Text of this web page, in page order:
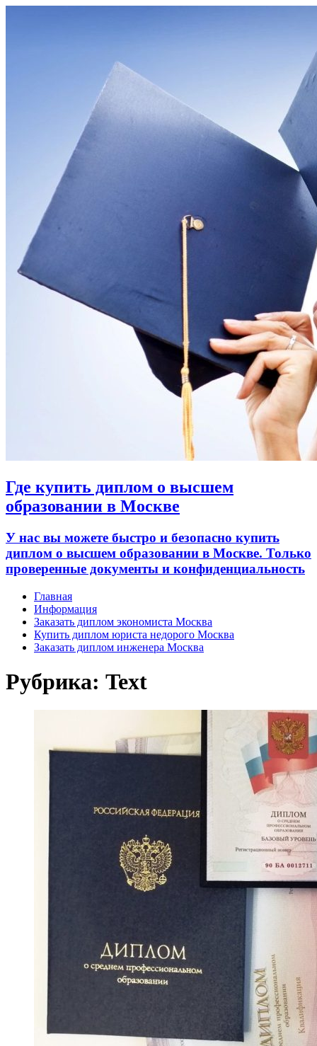
Где купить диплом о высшем
образовании в Москве
У нас вы можете быстро и безопасно купить
диплом о высшем образовании в Москве. Только
проверенные документы и конфиденциальность
Главная
Информация
Заказать диплом экономиста Москва
Купить диплом юриста недорого Москва
Заказать диплом инженера Москва
Рубрика: Text